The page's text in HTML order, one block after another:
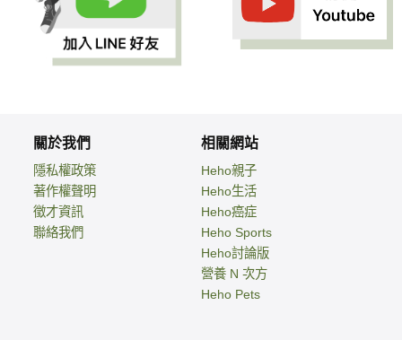
關於我們
隱私權政策
著作權聲明
徵才資訊
聯絡我們
相關網站
Heho親子
Heho生活
Heho癌症
Heho Sports
Heho討論版
營養 N 次方
Heho Pets